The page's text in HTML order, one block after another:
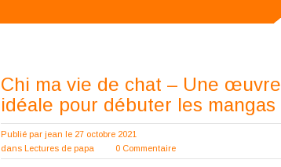
Chi ma vie de chat – Une œuvre
idéale pour débuter les mangas
Publié par jean le 27 octobre 2021
dans Lectures de papa 0 Commentaire